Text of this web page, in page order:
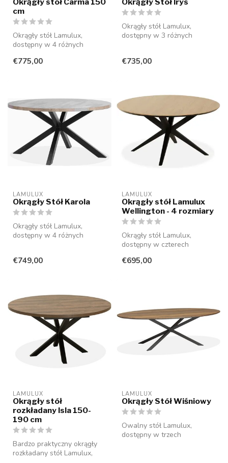
Okrągły stół Carma 150
cm
Okrągły stół Lamulux,
dostępny w 4 różnych
wymaga ...
€775,00
Okrągły Stół Irys
Okrągły stół Lamulux,
dostępny w 3 różnych
€735,00
LAMULUX
Okrągły Stół Karola
Okrągły stół Lamulux,
dostępny w 4 różnych
€749,00
LAMULUX
Okrągły stół Lamulux
Wellington - 4 rozmiary
Okrągły stół Lamulux,
dostępny w czterech
kolorów. ...
€695,00
LAMULUX
Okrągły stół
rozkładany Isla 150-
190 cm
Bardzo praktyczny okrągły
rozkładany stół Lamulux,
LAMULUX
Okrągły Stół Wiśniowy
Owalny stół Lamulux,
dostępny w trzech